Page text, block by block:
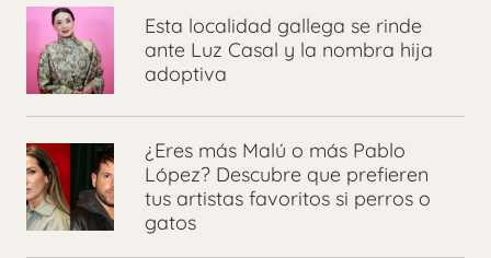
Esta localidad gallega se rinde
ante Luz Casal y la nombra hija
adoptiva
¿Eres más Malú o más Pablo
López? Descubre que prefieren
tus artistas favoritos si perros o
gatos